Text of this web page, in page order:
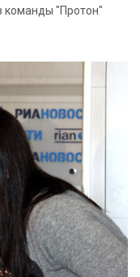
команды "Протон"